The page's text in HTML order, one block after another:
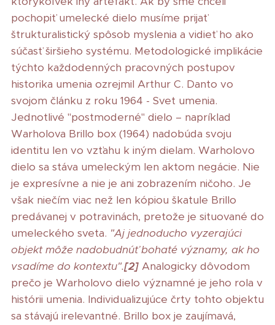
pochopiť umelecké dielo musíme prijať
štrukturalistický spôsob myslenia a vidieť ho ako
súčasť širšieho systému. Metodologické implikácie
týchto každodenných pracovných postupov
historika umenia ozrejmil Arthur C. Danto vo
svojom článku z roku 1964 - Svet umenia.
Jednotlivé "postmoderné" dielo – napríklad
Warholova Brillo box (1964) nadobúda svoju
identitu len vo vzťahu k iným dielam. Warholovo
dielo sa stáva umeleckým len aktom negácie. Nie
je expresívne a nie je ani zobrazením ničoho. Je
však niečím viac než len kópiou škatule Brillo
predávanej v potravinách, pretože je situované do
umeleckého sveta. "Aj jednoducho vyzerajúci
objekt môže nadobudnúť bohaté významy, ak ho
vsadíme do kontextu".[2] Analogicky dôvodom
prečo je Warholovo dielo významné je jeho rola v
histórii umenia. Individualizujúce črty tohto objektu
sa stávajú irelevantné. Brillo box je zaujímavá,